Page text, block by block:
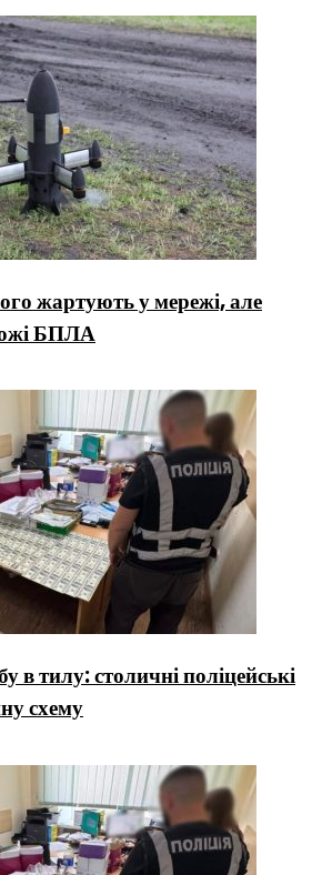
жартують у мережі, але
БПЛА
в тилу: столичні поліцейські
схему